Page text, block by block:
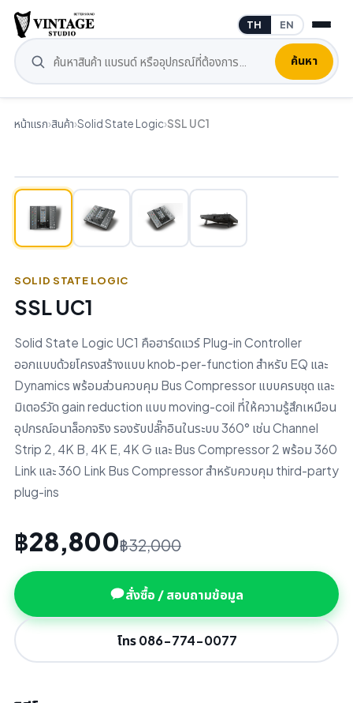
ค้นหา
TH EN
หน้าแรก›สินค้า›Solid State Logic›SSL UC1
SOLID STATE LOGIC
SSL UC1
Solid State Logic UC1 คือฮาร์ดแวร์ Plug-in Controller
ออกแบบด้วยโครงสร้างแบบ knob-per-function สำหรับ EQ และ
Dynamics พร้อมส่วนควบคุม Bus Compressor แบบครบชุด และ
มิเตอร์วัด gain reduction แบบ moving-coil ที่ให้ความรู้สึกเหมือน
อุปกรณ์อนาล็อกจริง รองรับปลั๊กอินในระบบ 360° เช่น Channel
Strip 2, 4K B, 4K E, 4K G และ Bus Compressor 2 พร้อม 360
Link และ 360 Link Bus Compressor สำหรับควบคุม third-party
plug-ins
฿28,800฿32,000
สั่งซื้อ / สอบถามข้อมูล
โทร 086-774-0077